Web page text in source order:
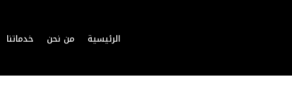
الرئيسية من نحن خدماتنا